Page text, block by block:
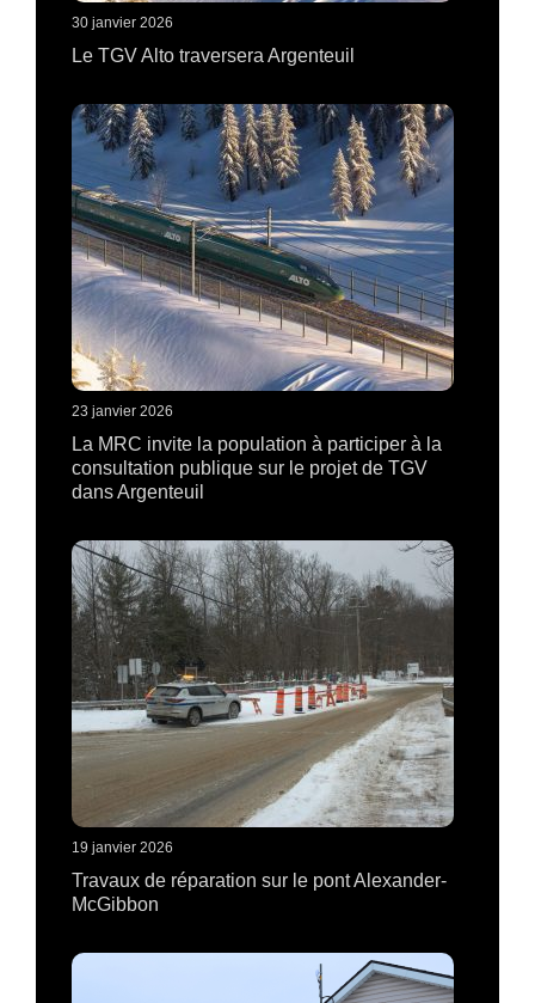
30 janvier 2026
Le TGV Alto traversera Argenteuil
23 janvier 2026
La MRC invite la population à participer à la
consultation publique sur le projet de TGV
dans Argenteuil
19 janvier 2026
Travaux de réparation sur le pont Alexander-
McGibbon